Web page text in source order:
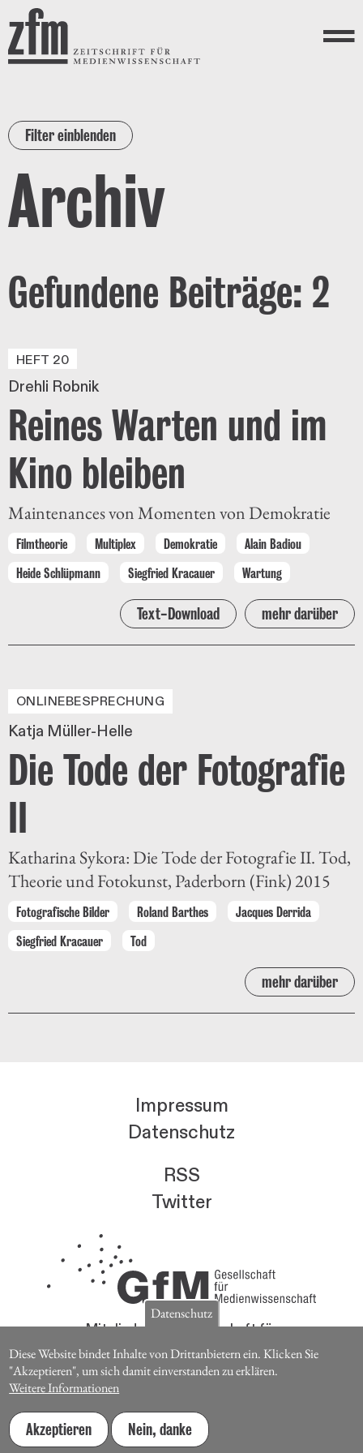
Direkt zum Inhalt
ZEITSCHRIFT FÜR
MEDIENWISSENSCHAFT
Menü
Filter einblenden
Archiv
Gefundene Beiträge: 2
HEFT 20
Drehli Robnik
Reines Warten und im
Kino bleiben
Maintenances von Momenten von Demokratie
Filmtheorie Multiplex Demokratie
Alain Badiou
Heide Schlüpmann
Siegfried Kracauer Wartung
Text-Download mehr darüber
ONLINEBESPRECHUNG
Katja Müller-Helle
Die Tode der Fotografie
II
Katharina Sykora: Die Tode der Fotografie II. Tod,
Theorie und Fotokunst, Paderborn (Fink) 2015
Fotografische Bilder Roland Barthes
Jacques Derrida
Siegfried Kracauer
Tod
mehr darüber
Impressum
Datenschutz
RSS
Twitter
Mitglieder der Gesellschaft für
Medienwissenschaft erhalten die Zeitschrift für
Medienwissenschaft kostenlos.
Jetzt Mitglied werden
Datenschutz
Diese Website bindet Inhalte von Drittanbietern ein. Klicken Sie
"Akzeptieren", um sich damit einverstanden zu erklären.
Weitere Informationen
Akzeptieren Nein, danke